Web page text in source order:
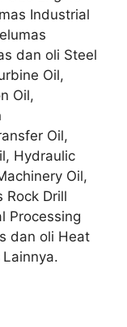
Industrial
dan oli Steel
Oil,
Oil,
Oil,
Hydraulic
Oil,
Rock Drill
Processing
dan oli Heat